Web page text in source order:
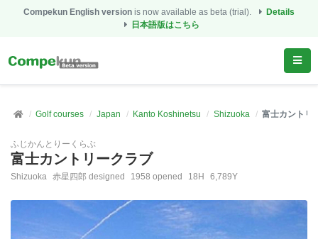
Compekun English version is now available as beta (trial).
Details
日本語版はこちら
Golf courses Japan Kanto Koshinetsu Shizuoka 富士カントリ
ふじかんとりーくらぶ
富士カントリークラブ
Shizuoka 赤星四郎 designed 1958 opened 18H 6,789Y